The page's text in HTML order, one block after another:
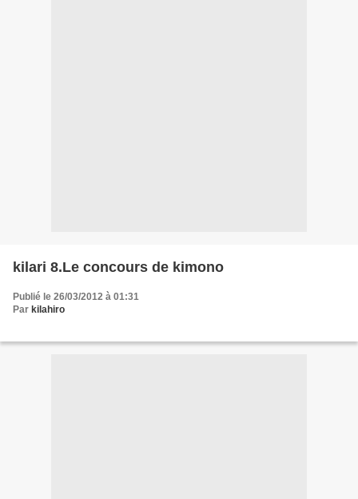
kilari 8.Le concours de kimono
Publié le 26/03/2012 à 01:31
Par kilahiro